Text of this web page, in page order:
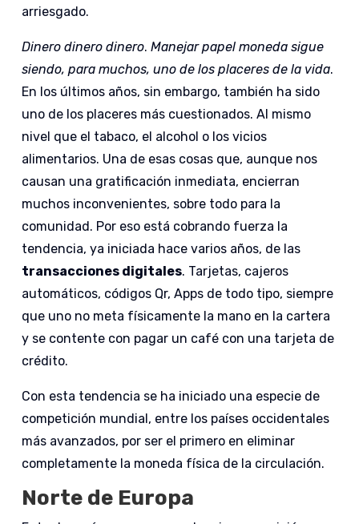
arriesgado.
Dinero dinero dinero.Manejar papel moneda sigue
siendo, para muchos, uno de los placeres de la vida.
En los últimos años, sin embargo, también ha sido
uno de los placeres más cuestionados. Al mismo
nivel que el tabaco, el alcohol o los vicios
alimentarios. Una de esas cosas que, aunque nos
causan una gratificación inmediata, encierran
muchos inconvenientes, sobre todo para la
comunidad. Por eso está cobrando fuerza la
tendencia, ya iniciada hace varios años, de las
transacciones digitales. Tarjetas, cajeros
automáticos, códigos Qr, Apps de todo tipo, siempre
que uno no meta físicamente la mano en la cartera
y se contente con pagar un café con una tarjeta de
crédito.
Con esta tendencia se ha iniciado una especie de
competición mundial, entre los países occidentales
más avanzados, por ser el primero en eliminar
completamente la moneda física de la circulación.
Norte de Europa